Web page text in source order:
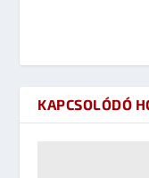
KAPCSOLÓDÓ